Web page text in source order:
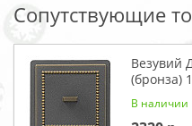
Сопутствующие
Везувий
(бронза)
В наличии